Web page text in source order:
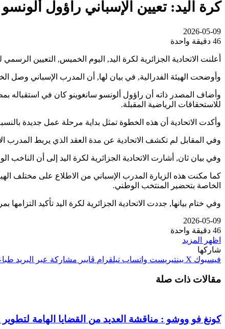
كرة اليد: تعيين الإسباني راؤول
2026-05-09
46 دقيقة واحدة
أعلنت الاتحادية الجزائرية لكرة اليد, اليوم الخميس, التعيين
وأوضحت الهيئة الفدرالية, في بيان لها, أن المدرب الإسباني
وأضاف المصدر ذاته أن راؤول ألونسو سانغوينو كان في استقباله
للاستحقاقات الرياضية المقبلة.
وأكدت الاتحادية أن هذه الخطوة تمثل بداية مرحلة عمل جديدة
وفي المقابل لم تكشف الاتحادية عن مدة العقد الذي يربط المدرب
وفي بيان ثان, أشارت الاتحادية الجزائرية لكرة اليد إلى أن الناخب
كما مكنت هذه الزيارة المدرب الإسباني من الاطلاع على مختلف
الخاصة بتحضير المنتخب الوطني.
وفي ختام بيانها, جددت الاتحادية الجزائرية لكرة اليد تأكيد
2026-05-09
46 دقيقة واحدة
اظهر المزيد
شاركها
فيسبوك ‫X بينتيريست واتساب تيلقرام ڤايبر مشاركة عبر البريد
مقالات ذات صلة
كونغ فو ووشو : مناقشة العديد من القضايا الهامة لتطوير